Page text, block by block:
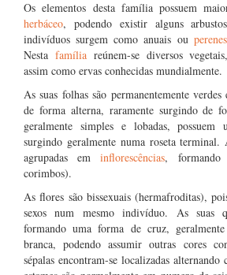
Os elementos desta família possuem
herbáceo, podendo existir alguns
indivíduos surgem como anuais ou perenes
Nesta família reúnem-se diversos
assim como ervas conhecidas mundialmente.
As suas folhas são permanentemente
de forma alterna, raramente surgindo de
geralmente simples e lobadas, possuem
surgindo geralmente numa roseta terminal.
agrupadas eminflorescências, formando
corimbos).
As flores são bissexuais (hermafroditas),
sexos num mesmo indivíduo. As suas
formando uma forma de cruz,
branca, podendo assumir outras cores
sépalas encontram-se localizadas alternando